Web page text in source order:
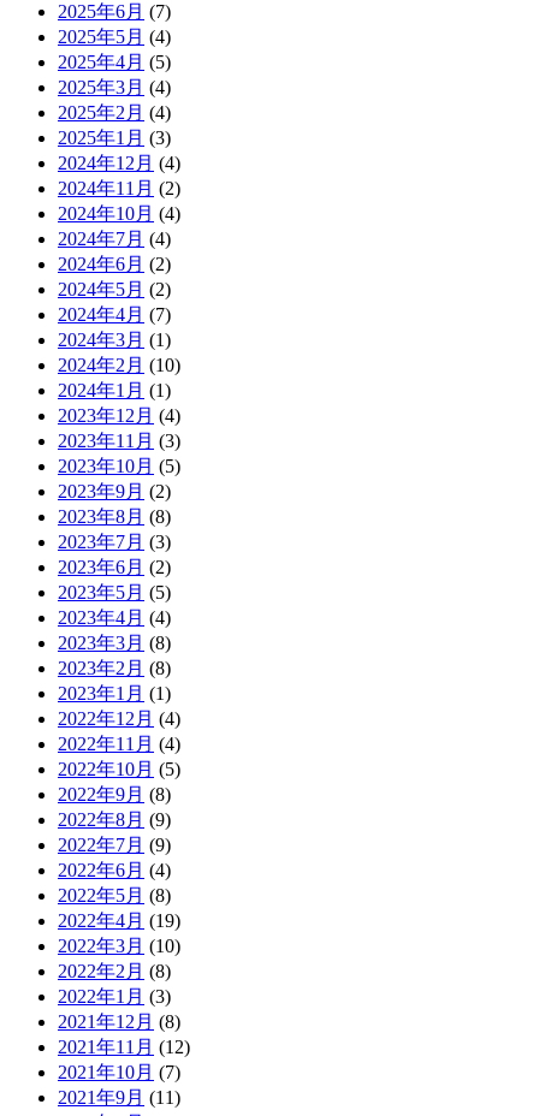
2025年6月 (7)
2025年5月 (4)
2025年4月 (5)
2025年3月 (4)
2025年2月 (4)
2025年1月 (3)
2024年12月 (4)
2024年11月 (2)
2024年10月 (4)
2024年7月 (4)
2024年6月 (2)
2024年5月 (2)
2024年4月 (7)
2024年3月 (1)
2024年2月 (10)
2024年1月 (1)
2023年12月 (4)
2023年11月 (3)
2023年10月 (5)
2023年9月 (2)
2023年8月 (8)
2023年7月 (3)
2023年6月 (2)
2023年5月 (5)
2023年4月 (4)
2023年3月 (8)
2023年2月 (8)
2023年1月 (1)
2022年12月 (4)
2022年11月 (4)
2022年10月 (5)
2022年9月 (8)
2022年8月 (9)
2022年7月 (9)
2022年6月 (4)
2022年5月 (8)
2022年4月 (19)
2022年3月 (10)
2022年2月 (8)
2022年1月 (3)
2021年12月 (8)
2021年11月 (12)
2021年10月 (7)
2021年9月 (11)